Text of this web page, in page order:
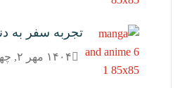
تجربه سفر به
۱۴۰۴ مهر ۲, چهارشنبه